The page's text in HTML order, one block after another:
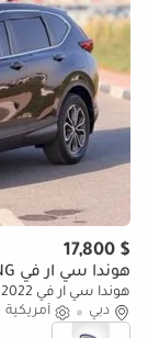
$ 17,800
هوندا سي آر في TOURING
هوندا سي آر في TOURING Full option 2.0L 2022
دبي
أمريكية